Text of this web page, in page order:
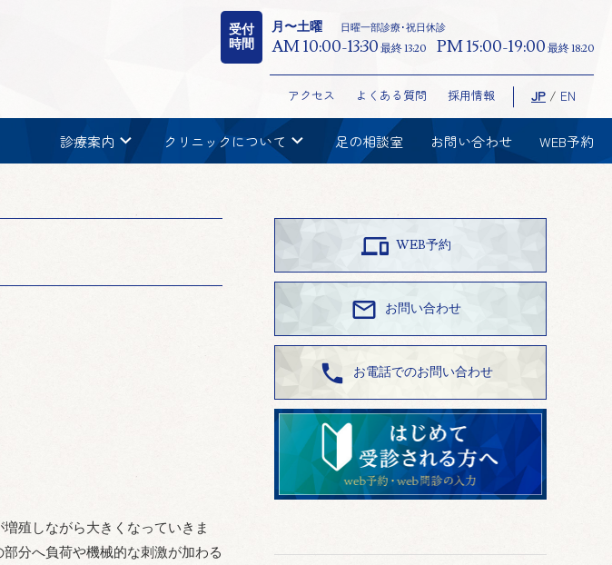
受付
時間
月〜土曜 日曜一部診療･祝日休診
AM 10:00-13:30 最終 13:20 PM 15:00-19:00 最終 18:20
アクセス よくある質問 採用情報 JP / EN
診療案内chevron_right クリニックについて chevron_right 足の相談室 お問い合わせ WEB予約
殖しながら大きくなっていきま
分へ負荷や機械的な刺激が加わる
 WEB予約
 お問い合わせ
 お電話でのお問い合わせ